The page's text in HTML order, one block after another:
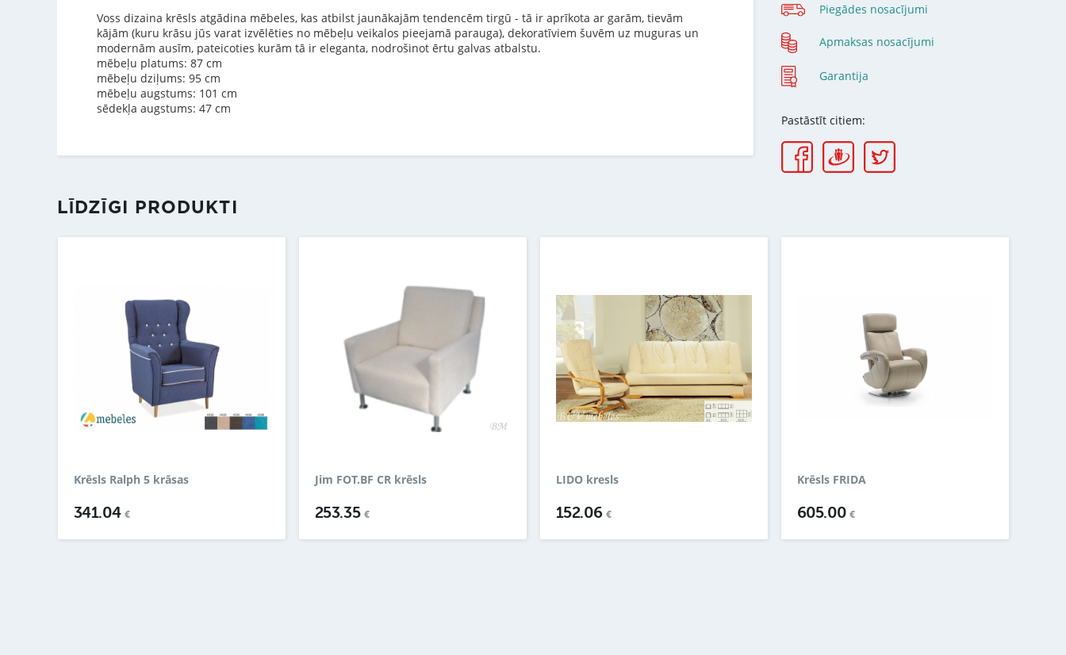
Piegādes nosacījumi
Apmaksas nosacījumi
Garantija
Pastāstīt citiem:
Voss dizaina krēsls atgādina mēbeles, kas atbilst jaunākajām tendencēm tirgū - tā ir aprīkota ar garām, tievām
kājām (kuru krāsu jūs varat izvēlēties no mēbeļu veikalos pieejamā parauga), dekoratīviem šuvēm uz muguras un
modernām ausīm, pateicoties kurām tā ir eleganta, nodrošinot ērtu galvas atbalstu.
mēbeļu platums: 87 cm
mēbeļu dziļums: 95 cm
mēbeļu augstums: 101 cm
sēdekļa augstums: 47 cm
LĪDZĪGI PRODUKTI
Krēsls Ralph 5 krāsas
341.04 €
Jim FOT.BF CR krēsls
253.35 €
LIDO kresls
152.06 €
Krēsls FRIDA
605.00 €